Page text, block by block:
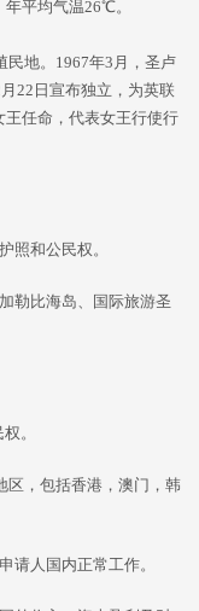
平均气温26℃。
民地。1967年3月，圣卢
22日宣布独立，为英联
任命，代表女王行使行
照和公民权。
勒比海岛、国际旅游圣
。
区，包括香港，澳门，韩
请人国内正常工作。